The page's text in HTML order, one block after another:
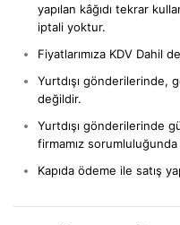
yapılan kâğıdı tekrar
iptali yoktur.
Fiyatlarımıza KDV Dahil
Yurtdışı gönderilerinde,
değildir.
Yurtdışı gönderilerinde
firmamız
Kapıda ödeme ile satış